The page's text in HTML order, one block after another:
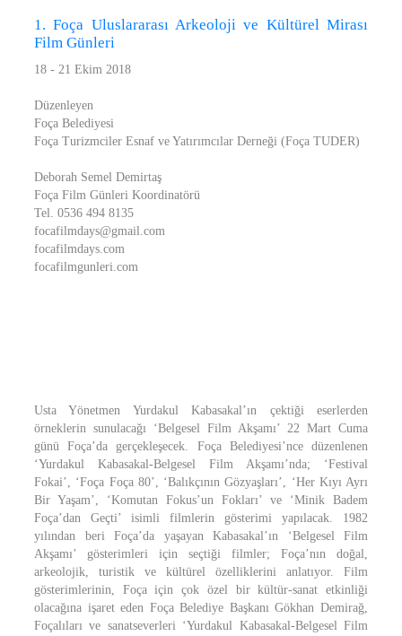
1. Foça Uluslararası Arkeoloji ve Kültürel Mirası
Film Günleri
18 - 21 Ekim 2018
Düzenleyen
Foça Belediyesi
Foça Turizmciler Esnaf ve Yatırımcılar Derneği (Foça TUDER)
Deborah Semel Demirtaş
Foça Film Günleri Koordinatörü
Tel. 0536 494 8135
focafilmdays@gmail.com
focafilmdays.com
focafilmgunleri.com
Usta Yönetmen Yurdakul Kabasakal’ın çektiği eserlerden
örneklerin sunulacağı ‘Belgesel Film Akşamı’ 22 Mart Cuma
günü Foça’da gerçekleşecek. Foça Belediyesi’nce düzenlenen
‘Yurdakul Kabasakal-Belgesel Film Akşamı’nda; ‘Festival
Fokai’, ‘Foça Foça 80’, ‘Balıkçının Gözyaşları’, ‘Her Kıyı Ayrı
Bir Yaşam’, ‘Komutan Fokus’un Fokları’ ve ‘Minik Badem
Foça’dan Geçti’ isimli filmlerin gösterimi yapılacak. 1982
yılından beri Foça’da yaşayan Kabasakal’ın ‘Belgesel Film
Akşamı’ gösterimleri için seçtiği filmler; Foça’nın doğal,
arkeolojik, turistik ve kültürel özelliklerini anlatıyor. Film
gösterimlerinin, Foça için çok özel bir kültür-sanat etkinliği
olacağına işaret eden Foça Belediye Başkanı Gökhan Demirağ,
Foçalıları ve sanatseverleri ‘Yurdakul Kabasakal-Belgesel Film